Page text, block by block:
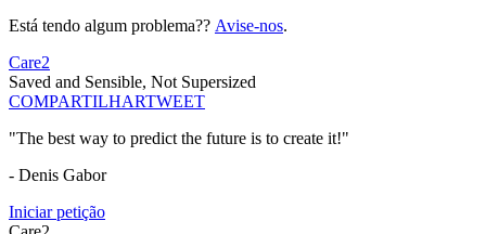
Está tendo algum problema?? Avise-nos.
Care2
Saved and Sensible, Not Supersized
COMPARTILHARTWEET
"The best way to predict the future is to create it!"
- Denis Gabor
Iniciar petição